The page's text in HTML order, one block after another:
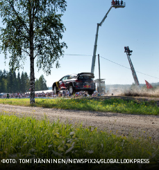
ФОТО: TOMI HÄNNINEN/NEWSPIX24/GLOBALLOOKPRESS